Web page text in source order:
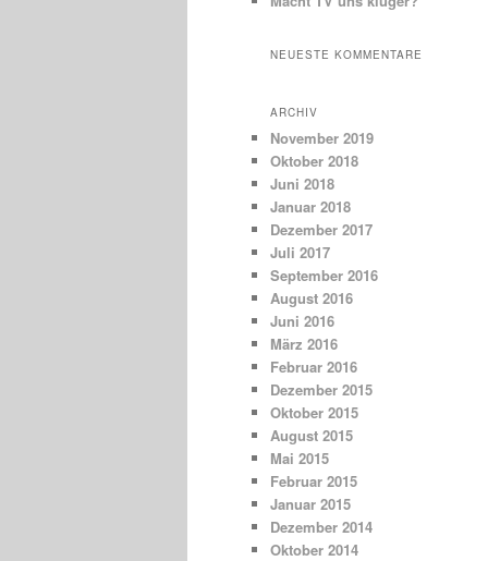
NEUESTE KOMMENTARE
ARCHIV
November 2019
Oktober 2018
Juni 2018
Januar 2018
Dezember 2017
Juli 2017
September 2016
August 2016
Juni 2016
März 2016
Februar 2016
Dezember 2015
Oktober 2015
August 2015
Mai 2015
Februar 2015
Januar 2015
Dezember 2014
Oktober 2014